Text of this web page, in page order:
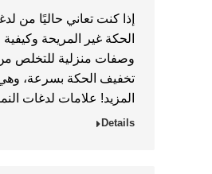
إذا كنت تعاني حاليًا من
الحكة غير المريحة
وصفات منزلية للتخلص
تخفيف الحكة بسرعة، وهي
المزيد! علامات لدغات
Details